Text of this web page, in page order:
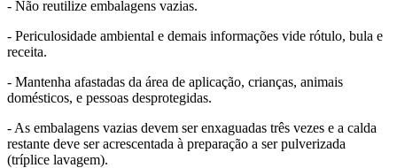
- Não reutilize embalagens vazias.
- Periculosidade ambiental e demais informações vide rótulo, bula e
receita.
- Mantenha afastadas da área de aplicação, crianças, animais
domésticos, e pessoas desprotegidas.
- As embalagens vazias devem ser enxaguadas três vezes e a calda
restante deve ser acrescentada à preparação a ser pulverizada
(tríplice lavagem).